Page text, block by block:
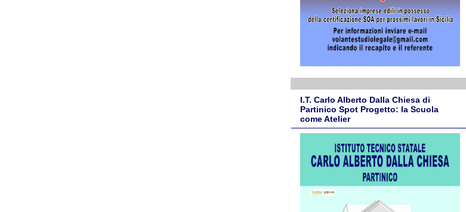
I.T. Carlo Alberto Dalla Chiesa di
Partinico Spot Progetto: la Scuola
come Atelier